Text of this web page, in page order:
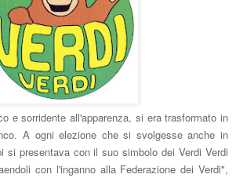
e sorridente all'apparenza, si era trasformato in
A ogni elezione che si svolgesse anche in
si presentava con il suo simbolo dei Verdi Verdi
con l'inganno alla Federazione dei Verdi",